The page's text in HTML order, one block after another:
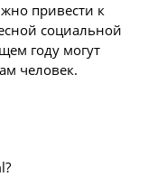
привести к
социальной
году могут
человек.